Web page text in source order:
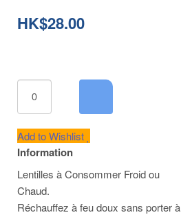
HK$28.00
Add to Wishlist
Information
Lentilles à Consommer Froid ou
Chaud.
Réchauffez à feu doux sans porter à